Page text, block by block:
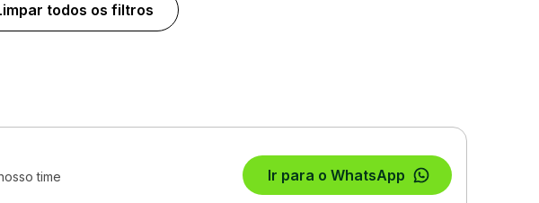
todos os filtros
time
Ir para o WhatsApp